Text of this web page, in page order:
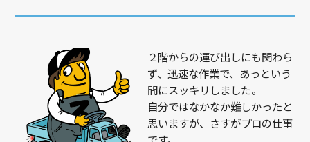
２階からの運び出しにも関わら
ず、迅速な作業で、あっという
間にスッキリしました。
自分ではなかなか難しかったと
思いますが、さすがプロの仕事